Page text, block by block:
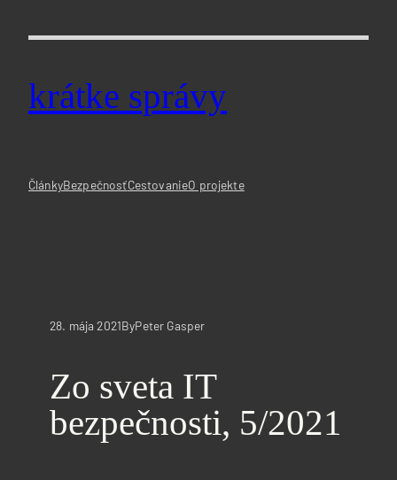
krátke správy
ČlánkyBezpečnosťCestovanieO projekte
28. mája 2021ByPeter Gasper
Zo sveta IT
bezpečnosti, 5/2021